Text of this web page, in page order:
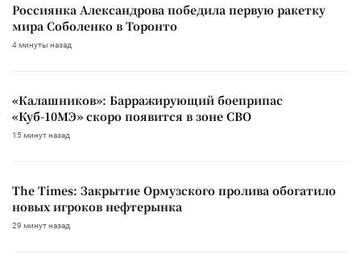
Россиянка Александрова победила первую ракетку
мира Соболенко в Торонто
4 минуты назад
«Калашников»: Барражирующий боеприпас
«Куб-10МЭ» скоро появится в зоне СВО
15 минут назад
The Times: Закрытие Ормузского пролива обогатило
новых игроков нефтерынка
29 минут назад